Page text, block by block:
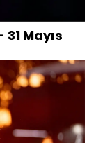
Mayıs